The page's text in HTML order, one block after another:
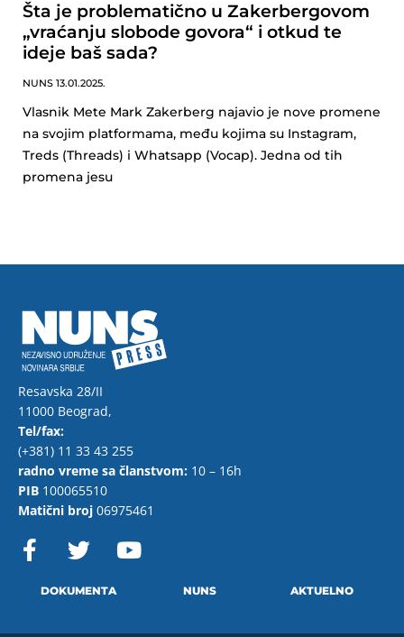
Šta je problematično u Zakerbergovom
„vraćanju slobode govora“ i otkud te
ideje baš sada?
NUNS 13.01.2025.
Vlasnik Mete Mark Zakerberg najavio je nove promene
na svojim platformama, među kojima su Instagram,
Treds (Threads) i Whatsapp (Vocap). Jedna od tih
promena jesu
Resavska 28/II
11000 Beograd,
Tel/fax:
(+381) 11 33 43 255
radno vreme sa članstvom: 10 – 16h
PIB 100065510
Matični broj 06975461
F
a w
t
o
DOKUMENTA NUNS AKTUELNO